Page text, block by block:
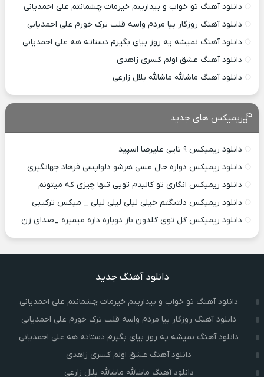
دانلود آهنگ تو خواب و بیداریتم خیرمات چشمانتم علی احمدیانی
دانلود آهنگ روزگار بیا مردم واسه قلب ترک خورم علی احمدیانی
دانلود آهنگ نمیشه یه روز بیای بگیرم دستاته هه علی احمدیانی
دانلود آهنگ عشق اولم کسری زاهدی
دانلود آهنگ ماشالله ماشالله بلال زارعی
ریمیکس های جدید
دانلود ریمیکس ۹ تایی علیرضا اسپید
دانلود ریمیکس دواره حال مسی هرشو دلواپسی فرهاد جهانگیری
دانلود ریمیکس انگاری تو کالبدم تویی تنها چیزی که میتونم
دانلود ریمیکس دلتنگتم خیلی لیلی لیلی لیلی _ میکس ترکیبی
دانلود ریمیکس گل توی گلدون باز دوباره داره میمیره _صدای زن
دانلود آهنگ جدید
دانلود آهنگ تو خواب و بیداریتم خیرمات چشمانتم علی احمدیانی
دانلود آهنگ روزگار بیا مردم واسه قلب ترک خورم علی احمدیانی
دانلود آهنگ نمیشه یه روز بیای بگیرم دستاته هه علی احمدیانی
دانلود آهنگ عشق اولم کسری زاهدی
دانلود آهنگ ماشالله ماشالله بلال زارعی